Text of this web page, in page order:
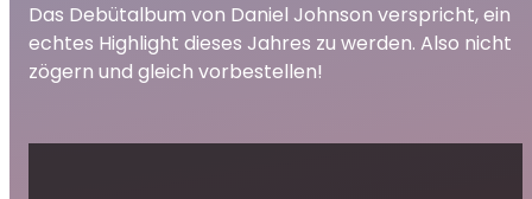
Das Debütalbum von Daniel Johnson verspricht, ein
echtes Highlight dieses Jahres zu werden. Also nicht
zögern und gleich vorbestellen!